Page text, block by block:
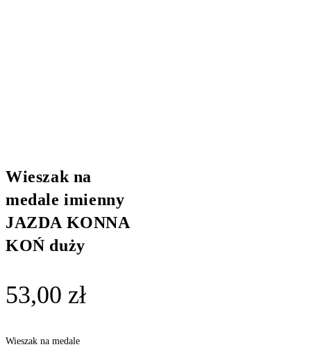
Wieszak na
medale imienny
JAZDA KONNA
KOŃ duży
53,00 zł
Wieszak na medale